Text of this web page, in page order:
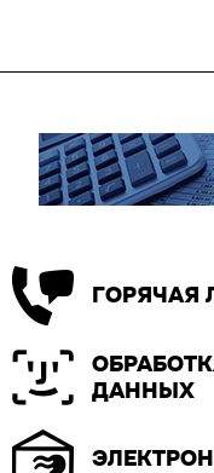
ГОРЯЧАЯ
ДАННЫХ